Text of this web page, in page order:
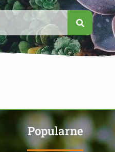
Popularne